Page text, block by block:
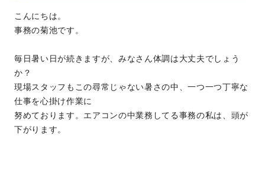
こんにちは。
事務の菊池です。
毎日暑い日が続きますが、みなさん体調は大丈夫でしょう
か？
現場スタッフもこの尋常じゃない暑さの中、一つ一つ丁寧な
仕事を心掛け作業に
努めております。エアコンの中業務してる事務の私は、頭が
下がります。